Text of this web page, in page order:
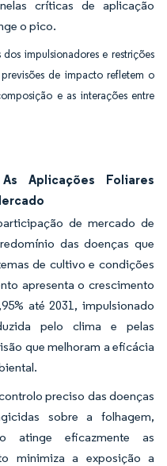
críticas de aplicação
o pico.
impulsionadores e restrições
de impacto refletem o
e as interações entre
Aplicações Foliares
de mercado de
das doenças que
de cultivo e condições
apresenta o crescimento
até 2031, impulsionado
pelo clima e pelas
que melhoram a eficácia
preciso das doenças
sobre a folhagem,
atinge eficazmente as
minimiza a exposição a